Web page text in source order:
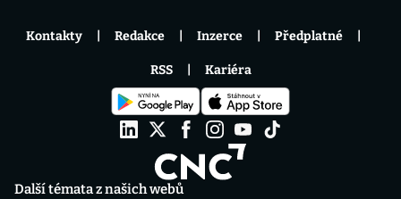
Další témata z našich webů
Kontakty Redakce Inzerce Předplatné
RSS Kariéra